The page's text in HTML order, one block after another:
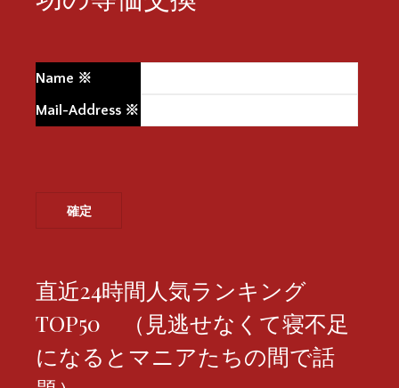
Name ※
Mail-Address ※
直近24時間人気ランキング
TOP50 （見逃せなくて寝不足
になるとマニアたちの間で話